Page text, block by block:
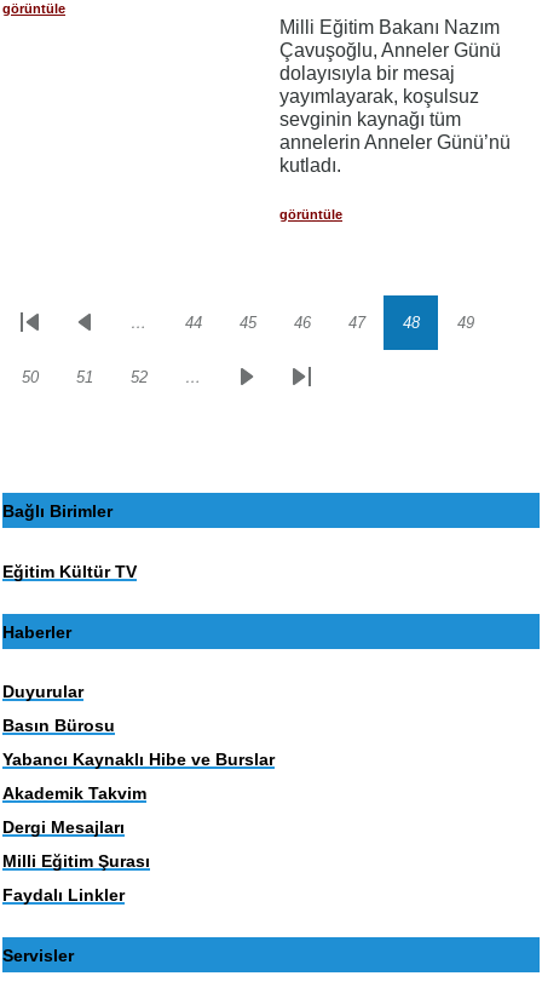
görüntüle
Milli Eğitim Bakanı Nazım
Çavuşoğlu, Anneler Günü
dolayısıyla bir mesaj
yayımlayarak, koşulsuz
sevginin kaynağı tüm
annelerin Anneler Günü’nü
kutladı.
görüntüle
Sayfalama
İlk
Önceki… Sayfa
44 Sayfa
45 Sayfa
46 Sayfa
47 Sayfa
48 Sayfa
49
Sayfa
50 Sayfa
51 Sayfa
52 …
SonrakiSon
Bağlı Birimler
Eğitim Kültür TV
Haberler
Duyurular
Basın Bürosu
Yabancı Kaynaklı Hibe ve Burslar
Akademik Takvim
Dergi Mesajları
Milli Eğitim Şurası
Faydalı Linkler
Servisler